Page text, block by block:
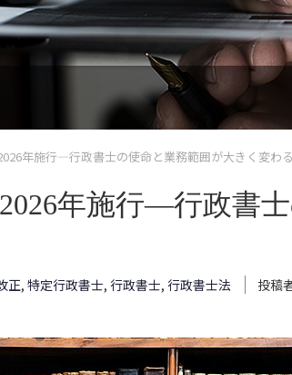
年施行―行政書士の使命と業務範囲が大きく変わる
年施行―行政書
正, 特定行政書士, 行政書士, 行政書士法 投稿